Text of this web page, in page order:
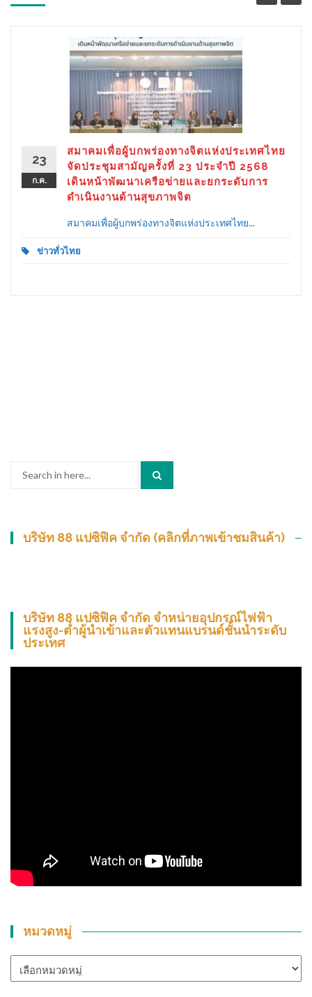
23
ก.ค.
สมาคมเพื่อผู้บกพร่องทางจิตแห่งประเทศไทย
จัดประชุมสามัญครั้งที่ 23 ประจำปี 2568
เดินหน้าพัฒนาเครือข่ายและยกระดับการ
ดำเนินงานด้านสุขภาพจิต
สมาคมเพื่อผู้บกพร่องทางจิตแห่งประเทศไทย...
ข่าวทั่วไทย
บริษัท 88 แปซิฟิค จำกัด (คลิกที่ภาพเข้าชมสินค้า)
บริษัท 88 แปซิฟิค จำกัด จำหน่ายอุปกรณ์ไฟฟ้า
แรงสูง-ต่ำผู้นำเข้าและตัวแทนแบรนด์ชั้นนำระดับ
ประเทศ
หมวดหมู่
หมู่